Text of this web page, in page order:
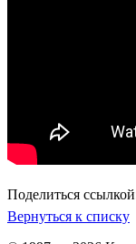
Поделиться
Вернуться к списку